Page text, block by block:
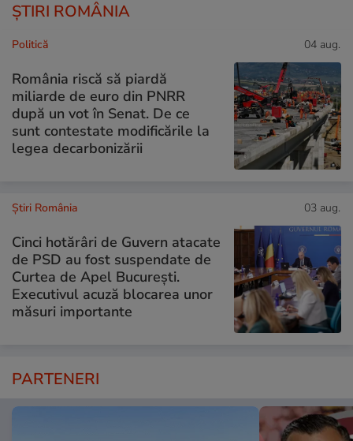
ȘTIRI ROMÂNIA
Politică 04 aug.
România riscă să piardă
miliarde de euro din PNRR
după un vot în Senat. De ce
sunt contestate modificările la
legea decarbonizării
Știri România 03 aug.
Cinci hotărâri de Guvern atacate
de PSD au fost suspendate de
Curtea de Apel București.
Executivul acuză blocarea unor
măsuri importante
PARTENERI